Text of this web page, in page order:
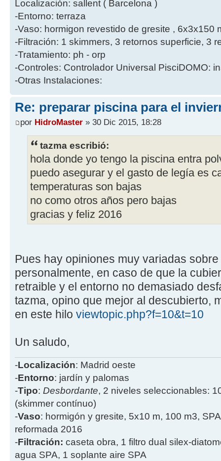
Localización: sallent ( Barcelona )
-Entorno: terraza
-Vaso: hormigon revestido de gresite , 6x3x150
-Filtración: 1 skimmers, 3 retornos superficie, 3
-Tratamiento: ph - orp
-Controles: Controlador Universal PisciDOMO:
-Otras Instalaciones:
Re: preparar piscina para el
por HidroMaster » 30 Dic 2015, 18:28
tazma escribió:
hola donde yo tengo la piscina entra
puedo asegurar y el gasto de legía es
temperaturas son bajas
no como otros años pero bajas
gracias y feliz 2016
Pues hay opiniones muy variadas
personalmente, en caso de que la
retraible y el entorno no demasiado
tazma, opino que mejor al descubierto,
en este hilo viewtopic.php?f=10&t=10
Un saludo,
-Localización: Madrid oeste
-Entorno: jardín y palomas
-Tipo: Desbordante, 2 niveles seleccionables:
(skimmer contínuo)
-Vaso: hormigón y gresite, 5x10 m, 100 m3,
reformada 2016
-Filtración: caseta obra, 1 filtro dual silex-
agua SPA, 1 soplante aire SPA